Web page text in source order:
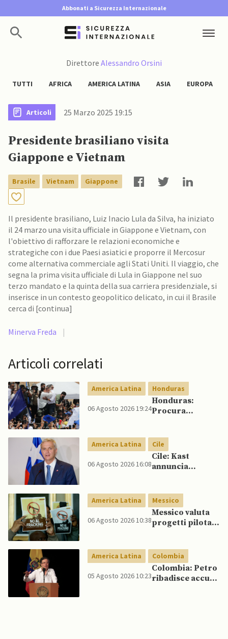
Abbonati a Sicurezza Internazionale
Direttore Alessandro Orsini
TUTTI AFRICA AMERICA LATINA ASIA EUROPA
Articoli 25 Marzo 2025 19:15
Presidente brasiliano visita
Giappone e Vietnam
Brasile Vietnam Giappone
Il presidente brasiliano, Luiz Inacio Lula da Silva, ha iniziato
il 24 marzo una visita ufficiale in Giappone e Vietnam, con
l'obiettivo di rafforzare le relazioni economiche e
strategiche con i due Paesi asiatici e proporre il Mercosur
come alternativa commerciale agli Stati Uniti. Il viaggio, che
segna la prima visita ufficiale di Lula in Giappone nel suo
terzo mandato e la quinta della sua carriera presidenziale, si
inserisce in un contesto geopolitico delicato, in cui il Brasile
cerca di [continua]
Minerva Freda |
Articoli correlati
America Latina Honduras
06 Agosto 2026 19:24
Honduras:
Procura
presidente
America Latina Cile
06 Agosto 2026 16:08
Cile: Kast
annuncia
per rafforzare la
sicurezza
America Latina Messico
06 Agosto 2026 10:38
Messico valuta
progetti pilota
produzione di
gas, affermano
fonti
America Latina Colombia
05 Agosto 2026 10:23
Colombia: Petro
ribadisce accuse